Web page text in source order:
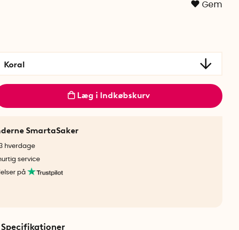
Gem
Koral
Læg i Indkøbskurv
SmartaSaker
hverdage
service
på
Specifikationer